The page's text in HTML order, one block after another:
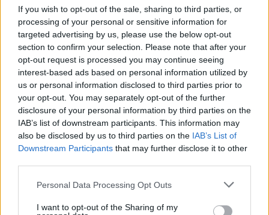
If you wish to opt-out of the sale, sharing to third parties, or
processing of your personal or sensitive information for
targeted advertising by us, please use the below opt-out
section to confirm your selection. Please note that after your
opt-out request is processed you may continue seeing
interest-based ads based on personal information utilized by
us or personal information disclosed to third parties prior to
your opt-out. You may separately opt-out of the further
disclosure of your personal information by third parties on the
IAB’s list of downstream participants. This information may
also be disclosed by us to third parties on the IAB’s List of
Downstream Participants that may further disclose it to other
Personal Data Processing Opt Outs
I want to opt-out of the Sharing of my